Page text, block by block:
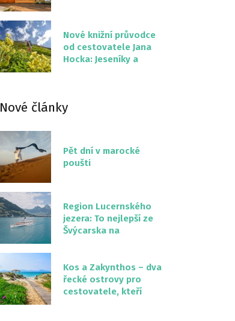
Nové knižní průvodce
od cestovatele Jana
Hocka: Jeseníky a
Nové články
Pět dní v marocké
poušti
Region Lucernského
jezera: To nejlepší ze
Švýcarska na
Kos a Zakynthos – dva
řecké ostrovy pro
cestovatele, kteří